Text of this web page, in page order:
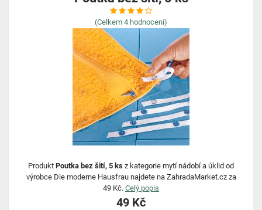
(Celkem 4 hodnocení)
Produkt Poutka bez šití, 5 ks z kategorie mytí nádobí a úklid od
výrobce Die moderne Hausfrau najdete na ZahradaMarket.cz za
49 Kč. Celý popis
49 Kč